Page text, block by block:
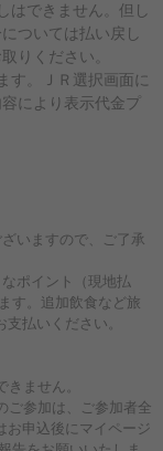
できません。但し
ついては払い戻し
りください。
す。ＪＲ選択画面に
により表示代金プ
いますので、ご了承
ポイント（現地払
す。追加飲食など旅
払いください。
ません。
ご参加は、ご参加者全
お申込後にマイページ